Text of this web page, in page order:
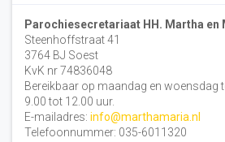
Parochiesecretariaat HH. Martha en
Steenhoffstraat 41
3764 BJ Soest
KvK nr 74836048
Bereikbaar op maandag en woensdag
9.00 tot 12.00 uur.
E-mailadres: info@marthamaria.nl
Telefoonnummer: 035-6011320